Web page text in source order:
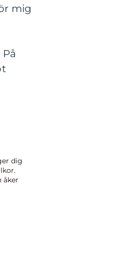
mig
dig
åker